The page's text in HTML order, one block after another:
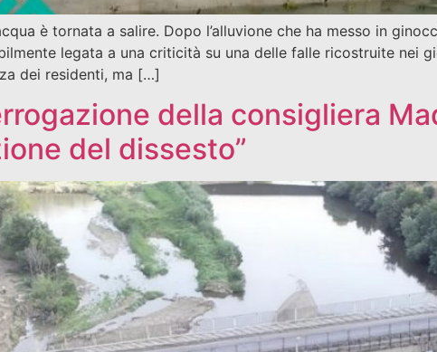
è tornata a salire. Dopo l’alluvione che ha messo in
legata a una criticità su una delle falle ricostruite nei
dei residenti, ma […]
della consigliera
del dissesto”